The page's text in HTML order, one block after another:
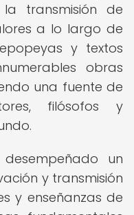
transmisión de
a lo largo de
y textos
obras
una fuente de
filósofos y
un
y transmisión
y enseñanzas de